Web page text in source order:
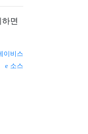
면
이비스
소스